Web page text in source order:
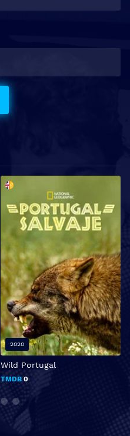
Wild Portugal
TMDB 0
2020